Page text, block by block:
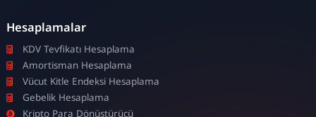
Hesaplamalar
KDV Tevfikatı Hesaplama
Amortisman Hesaplama
Vücut Kitle Endeksi Hesaplama
Gebelik Hesaplama
Kripto Para Dönüştürücü